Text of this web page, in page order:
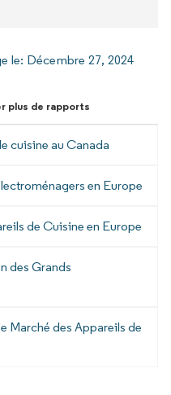
le: Décembre 27, 2024
plus de rapports
cuisine au Canada
en Europe
de Cuisine en Europe
des Grands
Marché des Appareils de